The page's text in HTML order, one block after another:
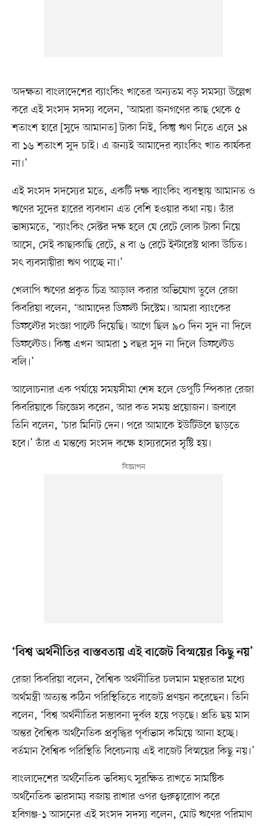
অদক্ষতা বাংলাদেশের ব্যাংকিং খাতের অন্যতম বড় সমস্যা উল্লেখ
করে এই সংসদ সদস্য বলেন, ‘আমরা জনগণের কাছ থেকে ৫
শতাংশ হারে [সুদে আমানত] টাকা নিই, কিন্তু ঋণ নিতে এলে ১৪
বা ১৬ শতাংশ সুদ চাই। এ জন্যই আমাদের ব্যাংকিং খাত কার্যকর
না।’
এই সংসদ সদস্যের মতে, একটি দক্ষ ব্যাংকিং ব্যবস্থায় আমানত ও
ঋণের সুদের হারের ব্যবধান এত বেশি হওয়ার কথা নয়। তাঁর
ভাষ্যমতে, ‘ব্যাংকিং সেক্টর দক্ষ হলে যে রেটে লোক টাকা নিয়ে
আসে, সেই কাছাকাছি রেটে, ৪ বা ৬ রেটে ইন্টারেস্ট থাকা উচিত।
সৎ ব্যবসায়ীরা ঋণ পাচ্ছে না।’
খেলাপি ঋণের প্রকৃত চিত্র আড়াল করার অভিযোগ তুলে রেজা
কিবরিয়া বলেন, ‘আমাদের ডিফল্ট সিস্টেম। আমরা ব্যাংকের
ডিফল্টের সংজ্ঞা পাল্টে দিয়েছি। আগে ছিল ৯০ দিন সুদ না দিলে
ডিফল্টেড। কিন্তু এখন আমরা ১ বছর সুদ না দিলে ডিফল্টেড
বলি।’
আলোচনার এক পর্যায়ে সময়সীমা শেষ হলে ডেপুটি স্পিকার রেজা
কিবরিয়াকে জিজ্ঞেস করেন, আর কত সময় প্রয়োজন। জবাবে
তিনি বলেন, ‘চার মিনিট দেন। পরে আমাকে ইউটিউবে ছাড়তে
হবে।’ তাঁর এ মন্তব্যে সংসদ কক্ষে হাস্যরসের সৃষ্টি হয়।
‘বিশ্ব অর্থনীতির বাস্তবতায় এই বাজেট বিস্ময়ের কিছু নয়’
রেজা কিবরিয়া বলেন, বৈশ্বিক অর্থনীতির চলমান মন্থরতার মধ্যে
অর্থমন্ত্রী অত্যন্ত কঠিন পরিস্থিতিতে বাজেট প্রণয়ন করেছেন। তিনি
বলেন, ‘বিশ্ব অর্থনীতির সম্ভাবনা দুর্বল হয়ে পড়ছে। প্রতি ছয় মাস
অন্তর বৈশ্বিক অর্থনৈতিক প্রবৃদ্ধির পূর্বাভাস কমিয়ে আনা হচ্ছে।
বর্তমান বৈশ্বিক পরিস্থিতি বিবেচনায় এই বাজেট বিস্ময়ের কিছু নয়।’
বাংলাদেশের অর্থনৈতিক ভবিষ্যৎ সুরক্ষিত রাখতে সামষ্টিক
অর্থনৈতিক ভারসাম্য বজায় রাখার ওপর গুরুত্বারোপ করে
হবিগঞ্জ-১ আসনের এই সংসদ সদস্য বলেন, মোট ঋণের পরিমাণ